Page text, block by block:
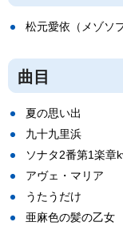
松元愛依（メゾソ
曲目
夏の思い出
九十九里浜
ソナタ2番第1楽章
アヴェ・マリア
うたうだけ
亜麻色の髪の乙女